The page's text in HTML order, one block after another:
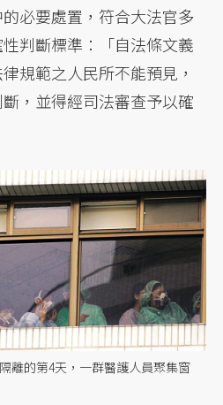
必要處置，符合大法官多
判斷標準：「自法條文義
規範之人民所不能預見，
，並得經司法審查予以確
離的第4天，一群醫護人員聚集窗